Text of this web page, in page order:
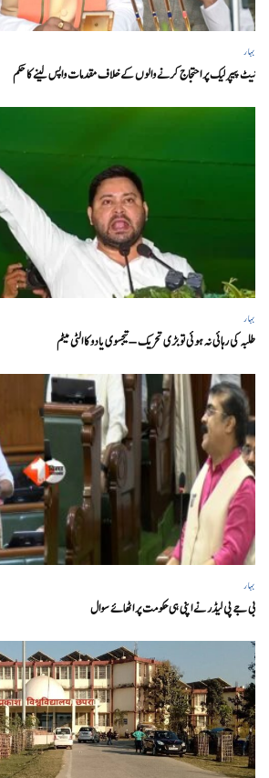
بہار
نیٹ پیپر لیک پر احتجاج کرنے والوں کے خلاف مقدمات واپس لینے کا حکم
بہار
طلبہ کی رہائی نہ ہوئی تو بڑی تحریک – تیجسوی یادو کا الٹی میٹم
بہار
بی جے پی لیڈر نے اپنی ہی حکومت پر اٹھائے سوال